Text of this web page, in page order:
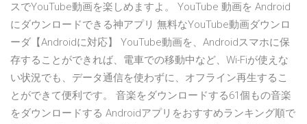
スでYouTube動画を楽しめますよ。 YouTube 動画を Android
にダウンロードできる神アプリ 無料なYouTube動画ダウンロ
ーダ【Androidに対応】 YouTube動画を、Androidスマホに保
存することができれば、電車での移動中など、Wi-Fiが使えな
い状況でも、データ通信を使わずに、オフライン再生するこ
とができて便利です。 音楽をダウンロードする61個もの音楽
をダウンロードする Androidアプリをおすすめランキング順で